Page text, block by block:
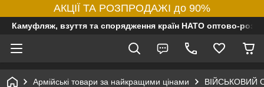
АКЦІЇ ТА РОЗПРОДАЖІ до 90%
Камуфляж, взуття та спорядження країн НАТО оптово-
Армійські товари за найкращими цінами ВІЙСЬКОВИЙ